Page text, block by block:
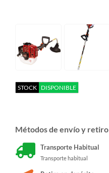
STOCK DISPONIBLE
Métodos de envío y retiro
Transporte Habitual
Transporte habitual